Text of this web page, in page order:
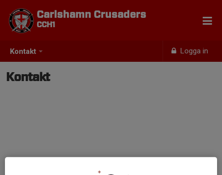
Kontakt Logga in
Carlshamn Crusaders
CCH1
Kontakt